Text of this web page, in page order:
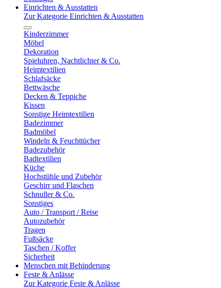
Einrichten & Ausstatten
Zur Kategorie Einrichten & Ausstatten
Kinderzimmer
Möbel
Dekoration
Spieluhren, Nachtlichter & Co.
Heimtextilien
Schlafsäcke
Bettwäsche
Decken & Teppiche
Kissen
Sonstige Heimtextilien
Badezimmer
Badmöbel
Windeln & Feuchttücher
Badezubehör
Badtextilien
Küche
Hochstühle und Zubehör
Geschirr und Flaschen
Schnuller & Co.
Sonstiges
Auto / Transport / Reise
Autozubehör
Tragen
Fußsäcke
Taschen / Koffer
Sicherheit
Menschen mit Behinderung
Feste & Anlässe
Zur Kategorie Feste & Anlässe